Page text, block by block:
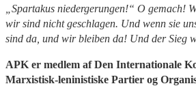
„Spartakus niedergerungen!“ O gemach!
wir sind nicht geschlagen. Und wenn sie
sind da, und wir bleiben da! Und der Sieg
APK er medlem af Den Internationale
Marxistisk-leninistiske Partier og